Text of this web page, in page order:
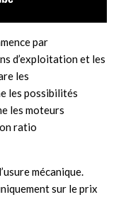
par
d’exploitation et les
les
les possibilités
les moteurs
ratio
mécanique.
sur le prix